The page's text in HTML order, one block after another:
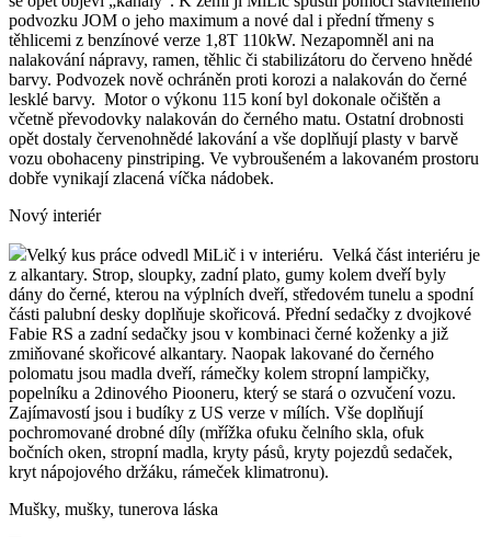
podvozku JOM o jeho maximum a nové dal i přední třmeny s
těhlicemi z benzínové verze 1,8T 110kW. Nezapomněl ani na
nalakování nápravy, ramen, těhlic či stabilizátoru do červeno hnědé
barvy. Podvozek nově ochráněn proti korozi a nalakován do černé
lesklé barvy. Motor o výkonu 115 koní byl dokonale očištěn a
včetně převodovky nalakován do černého matu. Ostatní drobnosti
opět dostaly červenohnědé lakování a vše doplňují plasty v barvě
vozu obohaceny pinstriping. Ve vybroušeném a lakovaném prostoru
dobře vynikají zlacená víčka nádobek.
Nový interiér
Velký kus práce odvedl MiLič i v interiéru. Velká část interiéru je
z alkantary. Strop, sloupky, zadní plato, gumy kolem dveří byly
dány do černé, kterou na výplních dveří, středovém tunelu a spodní
části palubní desky doplňuje skořicová. Přední sedačky z dvojkové
Fabie RS a zadní sedačky jsou v kombinaci černé koženky a již
zmiňované skořicové alkantary. Naopak lakované do černého
polomatu jsou madla dveří, rámečky kolem stropní lampičky,
popelníku a 2dinového Piooneru, který se stará o ozvučení vozu.
Zajímavostí jsou i budíky z US verze v mílích. Vše doplňují
pochromované drobné díly (mřížka ofuku čelního skla, ofuk
bočních oken, stropní madla, kryty pásů, kryty pojezdů sedaček,
kryt nápojového držáku, rámeček klimatronu).
Mušky, mušky, tunerova láska